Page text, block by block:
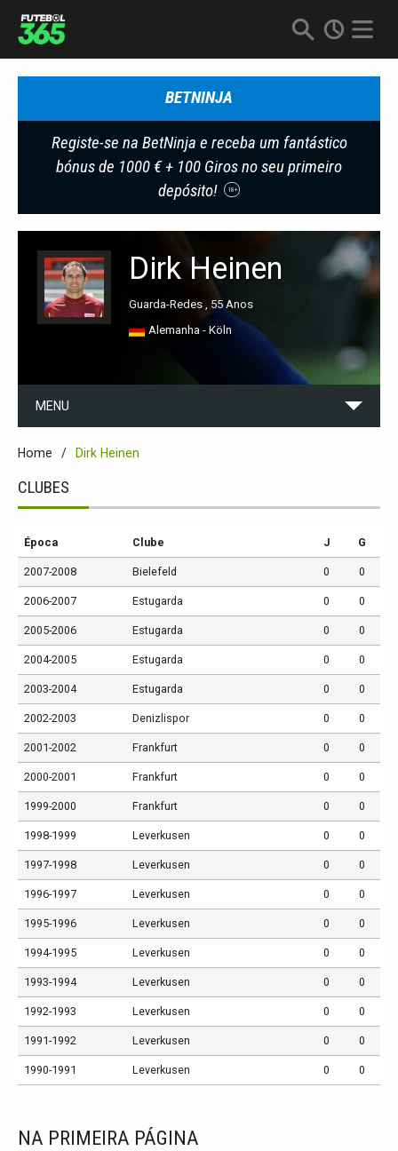
BETNINJA
Registe-se na BetNinja e receba um fantástico
bónus de 1000 € + 100 Giros no seu primeiro
depósito!
18+
Dirk Heinen
Guarda-Redes , 55 Anos
Alemanha - Köln
MENU
Home Dirk Heinen
CLUBES
Época Clube J G
2007-2008 Bielefeld 0 0
2006-2007 Estugarda 0 0
2005-2006 Estugarda 0 0
2004-2005 Estugarda 0 0
2003-2004 Estugarda 0 0
2002-2003 Denizlispor 0 0
2001-2002 Frankfurt 0 0
2000-2001 Frankfurt 0 0
1999-2000 Frankfurt 0 0
1998-1999 Leverkusen 0 0
1997-1998 Leverkusen 0 0
1996-1997 Leverkusen 0 0
1995-1996 Leverkusen 0 0
1994-1995 Leverkusen 0 0
1993-1994 Leverkusen 0 0
1992-1993 Leverkusen 0 0
1991-1992 Leverkusen 0 0
1990-1991 Leverkusen 0 0
NA PRIMEIRA PÁGINA